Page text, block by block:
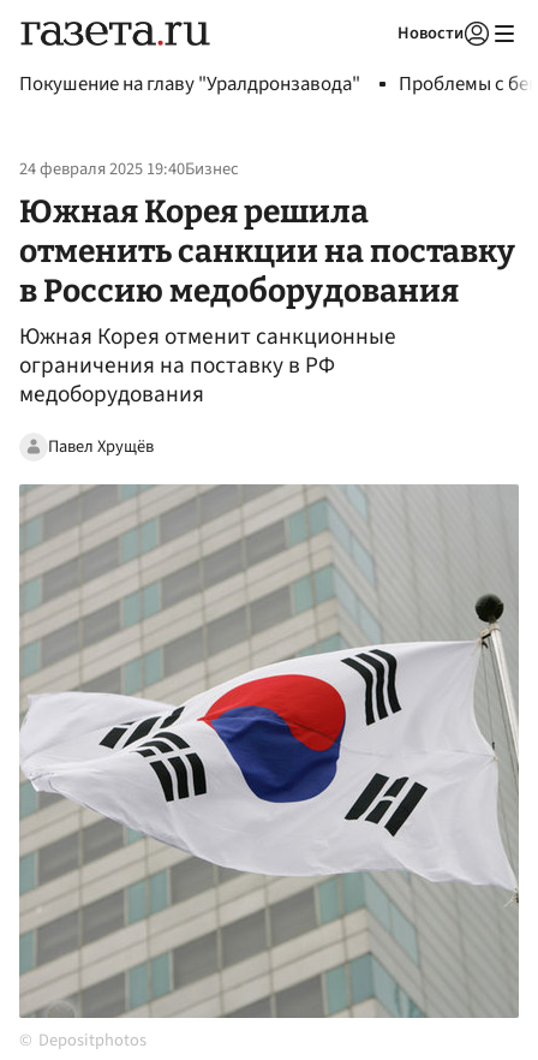
Новости
Покушение на главу "Уралдронзавода" Проблемы с
24 февраля 2025 19:40Бизнес
Южная Корея решила
отменить санкции на поставку
в Россию медоборудования
Южная Корея отменит санкционные
ограничения на поставку в РФ
медоборудования
Павел Хрущёв
Depositphotos